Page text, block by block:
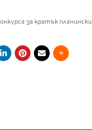
за кратък планински